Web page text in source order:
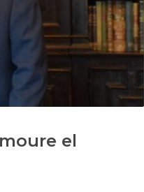
Galeria de Presidents
Biblioteca Arxiu
Seu Social
el